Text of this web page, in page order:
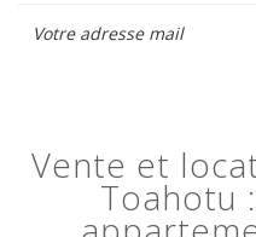
Vente et location immobilière
Toahotu